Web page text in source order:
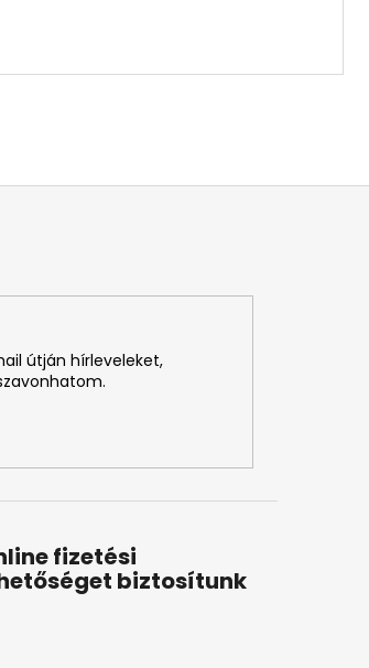
útján hírleveleket,
fizetési
biztosítunk